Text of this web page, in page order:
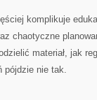
komplikuje
chaotyczne
materiał, jak
pójdzie nie tak.